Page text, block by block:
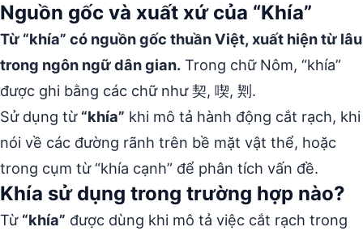
Nguồn gốc và xuất xứ của “Khía”
Từ “khía” có nguồn gốc thuần Việt, xuất hiện từ lâu
trong ngôn ngữ dân gian. Trong chữ Nôm, “khía”
được ghi bằng các chữ như 契, 喫, 㓶.
Sử dụng từ “khía” khi mô tả hành động cắt rạch, khi
nói về các đường rãnh trên bề mặt vật thể, hoặc
trong cụm từ “khía cạnh” để phân tích vấn đề.
Khía sử dụng trong trường hợp nào?
Từ “khía” được dùng khi mô tả việc cắt rạch trong